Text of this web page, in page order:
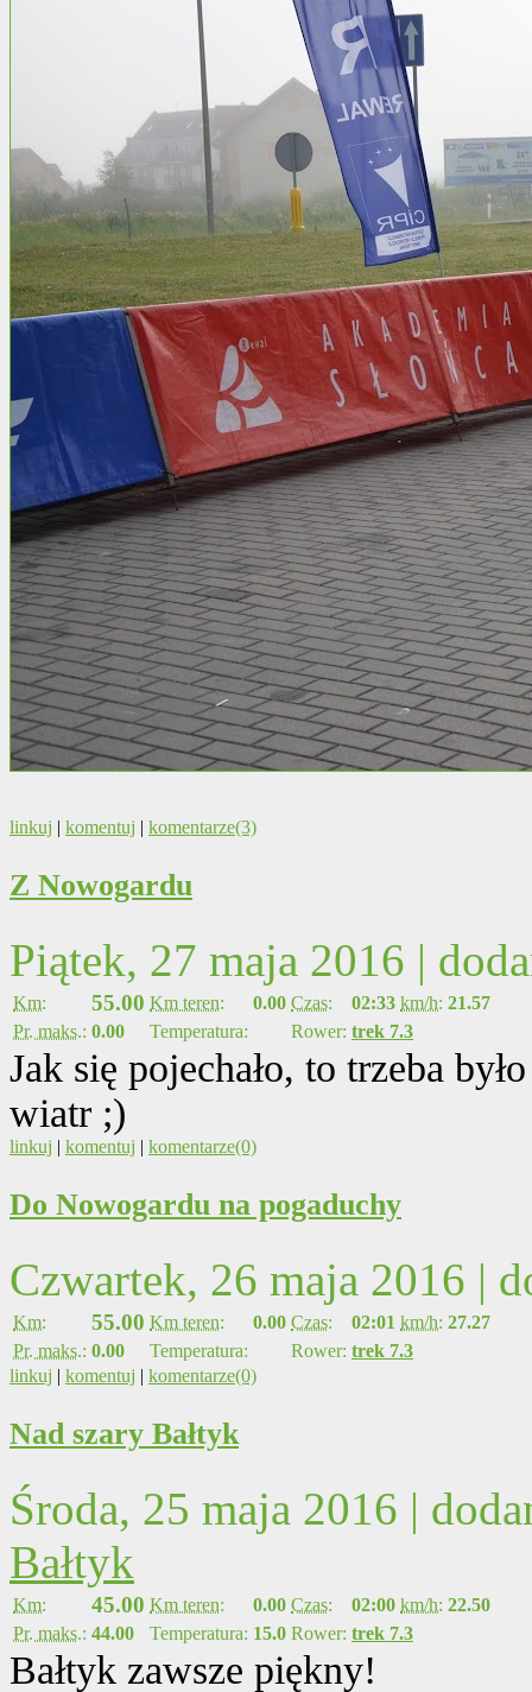
linkuj | komentuj | komentarze(3)
Z Nowogardu
Piątek, 27 maja 2016 |
Km: 55.00 Km teren: 0.00 Czas: 02:33 km/h: 21.57
Pr. maks.: 0.00 Temperatura: Rower: trek 7.3
Jak się pojechało, to trzeba
wiatr ;)
linkuj | komentuj | komentarze(0)
Do Nowogardu na pogaduchy
Czwartek, 26 maja 2016 |
Km: 55.00 Km teren: 0.00 Czas: 02:01 km/h: 27.27
Pr. maks.: 0.00 Temperatura: Rower: trek 7.3
linkuj | komentuj | komentarze(0)
Nad szary Bałtyk
Środa, 25 maja 2016 |
Bałtyk
Km: 45.00 Km teren: 0.00 Czas: 02:00 km/h: 22.50
Pr. maks.: 44.00 Temperatura: 15.0 Rower: trek 7.3
Bałtyk zawsze piękny!